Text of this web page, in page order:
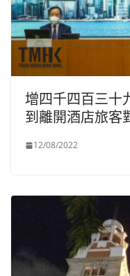
增四千四百三十
到離開酒店旅客
12/08/2022